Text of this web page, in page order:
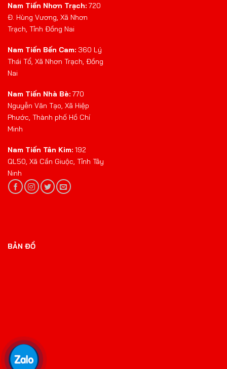
Nam Tiến Nhơn Trạch: 720
Đ. Hùng Vương, Xã Nhơn
Trạch, Tỉnh Đồng Nai
Nam Tiến Bến Cam: 360 Lý
Thái Tổ, Xã Nhơn Trạch, Đồng
Nai
Nam Tiến Nhà Bè: 770
Nguyễn Văn Tạo, Xã Hiệp
Phước, Thành phố Hồ Chí
Minh
Nam Tiến Tân Kim: 192
QL50, Xã Cần Giuộc, Tỉnh Tây
Ninh
BẢN ĐỒ